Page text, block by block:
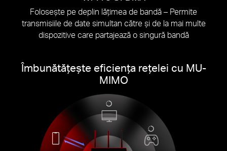
Folosește pe deplin lățimea de bandă – Permite
transmisiile de date simultan către și de la mai multe
dispozitive care partajează o singură bandă
Îmbunătățește eficiența rețelei cu MU-
MIMO